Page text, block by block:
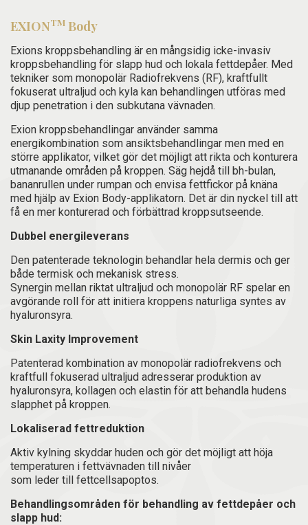
EXIONTM Body
Exions kroppsbehandling är en mångsidig icke-invasiv
kroppsbehandling för slapp hud och lokala fettdepåer. Med
tekniker som monopolär Radiofrekvens (RF), kraftfullt
fokuserat ultraljud och kyla kan behandlingen utföras med
djup penetration i den subkutana vävnaden.
Exion kroppsbehandlingar använder samma
energikombination som ansiktsbehandlingar men med en
större applikator, vilket gör det möjligt att rikta och konturera
utmanande områden på kroppen. Säg hejdå till bh-bulan,
bananrullen under rumpan och envisa fettfickor på knäna
med hjälp av Exion Body-applikatorn. Det är din nyckel till att
få en mer konturerad och förbättrad kroppsutseende.
Dubbel energileverans
Den patenterade teknologin behandlar hela dermis och ger
både termisk och mekanisk stress.
Synergin mellan riktat ultraljud och monopolär RF spelar en
avgörande roll för att initiera kroppens naturliga syntes av
hyaluronsyra.
Skin Laxity Improvement
Patenterad kombination av monopolär radiofrekvens och
kraftfull fokuserad ultraljud adresserar produktion av
hyaluronsyra, kollagen och elastin för att behandla hudens
slapphet på kroppen.
Lokaliserad fettreduktion
Aktiv kylning skyddar huden och gör det möjligt att höja
temperaturen i fettvävnaden till nivåer
som leder till fettcellsapoptos.
Behandlingsområden för behandling av fettdepåer och
slapp hud: